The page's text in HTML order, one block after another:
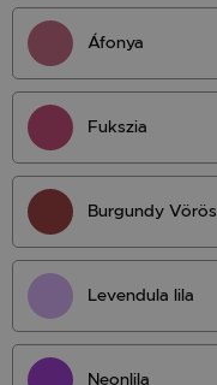
Áfonya
Fukszia
Burgundy Vörös
Levendula lila
Neonlila